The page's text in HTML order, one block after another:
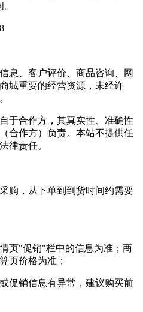
息、客户评价、商品咨询、网
城重要的经营资源，未经许
于合作方，其真实性、准确性
合作方）负责。本站不提供任
律责任。
购， 从下单到到货时间约需要
页"促销"栏中的信息为准；商
页价格为准；
促销信息有异常，建议购买前